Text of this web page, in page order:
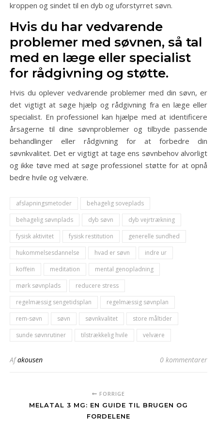
kroppen og sindet til en dyb og uforstyrret søvn.
Hvis du har vedvarende
problemer med søvnen, så tal
med en læge eller specialist
for rådgivning og støtte.
Hvis du oplever vedvarende problemer med din søvn, er
det vigtigt at søge hjælp og rådgivning fra en læge eller
specialist. En professionel kan hjælpe med at identificere
årsagerne til dine søvnproblemer og tilbyde passende
behandlinger eller rådgivning for at forbedre din
søvnkvalitet. Det er vigtigt at tage ens søvnbehov alvorligt
og ikke tøve med at søge professionel støtte for at opnå
bedre hvile og velvære.
afslapningsmetoder
behagelig soveplads
behagelig søvnplads
dyb søvn
dyb vejrtrækning
fysisk aktivitet
fysisk restitution
generelle sundhed
hukommelsesdannelse
hvad er søvn
indre ur
koffein
meditation
mental genopladning
mørk søvnplads
reducere stress
regelmæssig sengetidsplan
regelmæssig søvnplan
rem-søvn
søvn søvnkvalitet
store måltider
sunde søvnrutiner
tilstrækkelig hvile velvære
Afakousen 0 kommentarer
FORRIGE
MELATAL 3 MG: EN GUIDE TIL BRUGEN OG
FORDELENE